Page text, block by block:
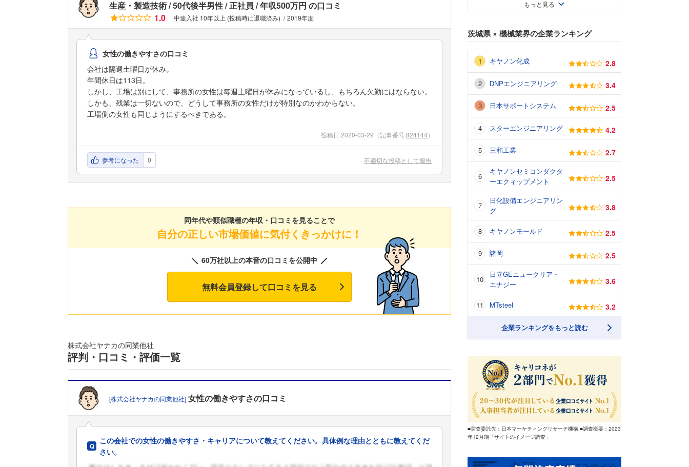
生産・製造技術 50代後半男性 正社員 年収500万円 の口コミ
1.0
中途入社 10年以上 (投稿時に退職済み) 2019年度
女性の働きやすさの口コミ
会社は隔週土曜日が休み。
年間休日は113日。
しかし、工場は別にして、事務所の女性は毎週土曜日が休みになっているし、もちろん欠勤にはならない。
しかも、残業は一切ないので、どうして事務所の女性だけが特別なのかわからない。
工場側の女性も同じようにするべきである。
投稿日:2020-03-29 （記事番号:824144）
参考になった 0 不適切な投稿として報告
同年代や類似職種の年収・口コミを見ることで
自分の正しい市場価値に気付くきっかけに！
60万社以上の本音の口コミを公開中
無料会員登録して口コミを見る
株式会社ヤナカの同業他社
評判・口コミ・評価一覧
[株式会社ヤナカの同業他社] 女性の働きやすさの口コミ
この会社での女性の働きやすさ・キャリアについて教えてください。具体例な理由とともに教えてくだ
さい。
もっと見る
茨城県× 機械業界の企業ランキング
キヤノン化成 2.8
DNPエンジニアリング 3.4
日本サポートシステム 2.5
スターエンジニアリング 4.2
三和工業 2.7
キヤノンセミコンダクタ
ーエクィップメント
2.5
日化設備エンジニアリン
グ
3.8
キヤノンモールド 2.5
諸岡 2.5
日立GEニュークリア・
エナジー
3.6
MTsteel 3.2
企業ランキングをもっと読む
■実査委託先：日本マーケティングリサーチ機構 ■調査概要：2023
年12月期「サイトのイメージ調査」